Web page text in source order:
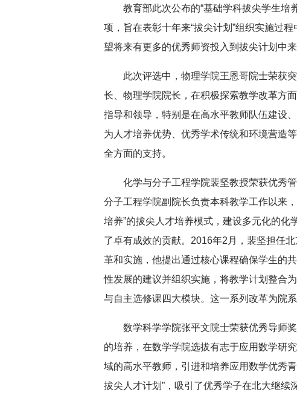
教育部此次公布的“基础学科拔尖学生培
项，旨在表彰十年来“拔尖计划”组织实施过
望将来有更多的优秀师资投入到拔尖计划中
此次评选中，物理学院王恩哥院士荣获
长、物理学院院长，在积极探索教学改革方
指导和领导，特别是在高水平教师队伍建设
为人才培养优势、优秀学术传统和环境营造
全方面的支持。
化学与分子工程学院裴坚教授荣获优秀
分子工程学院副院长负责本科教学工作以来
培养”的拔尖人才培养模式，建设多元化的
了卓有成效的贡献。2016年2月，裴坚担任
革和实施，他提出通过核心课程确保学生的
性发展的建议并组织实施，将教学计划整合
与自主选修课四大模块。这一系列改革为院
数学科学学院张平文院士荣获优秀导师
的培养，在数学学院选拔有志于应用数学研
域的高水平教师，引进和培养应用数学优秀
拔尖人才计划”，吸引了优秀学子在北大继